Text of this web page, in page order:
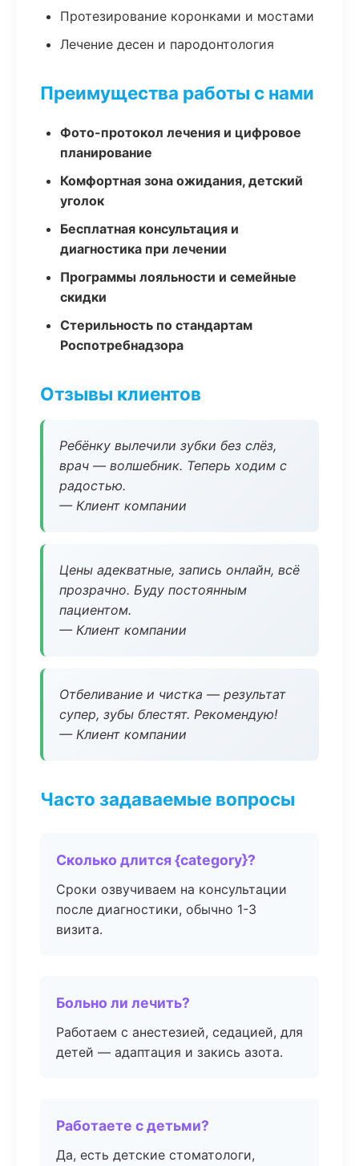
Протезирование коронками и мостами
Лечение десен и пародонтология
Преимущества работы с нами
Фото-протокол лечения и цифровое
планирование
Комфортная зона ожидания, детский
уголок
Бесплатная консультация и
диагностика при лечении
Программы лояльности и семейные
скидки
Стерильность по стандартам
Роспотребнадзора
Отзывы клиентов
Ребёнку вылечили зубки без слёз,
врач — волшебник. Теперь ходим с
радостью.
— Клиент компании
Цены адекватные, запись онлайн, всё
прозрачно. Буду постоянным
пациентом.
— Клиент компании
Отбеливание и чистка — результат
супер, зубы блестят. Рекомендую!
— Клиент компании
Часто задаваемые вопросы
Сколько длится {category}?
Сроки озвучиваем на консультации
после диагностики, обычно 1-3
визита.
Больно ли лечить?
Работаем с анестезией, седацией, для
детей — адаптация и закись азота.
Работаете с детьми?
Да, есть детские стоматологи,